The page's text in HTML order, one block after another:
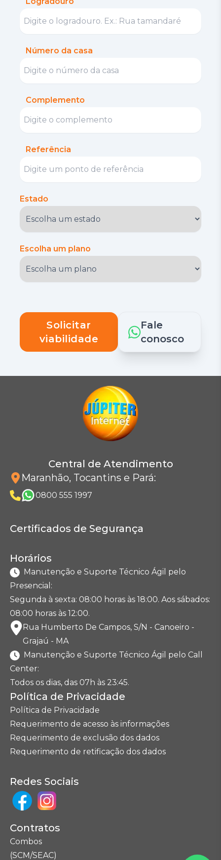
Número da casa
Complemento
Referência
Estado
Escolha um plano
Solicitar
viabilidade
Fale
conosco
Central de Atendimento
Maranhão, Tocantins e Pará:
0800 555 1997
Certificados de Segurança
Horários
Manutenção e Suporte Técnico Ágil pelo
Presencial:
Segunda à sexta: 08:00 horas às 18:00. Aos sábados:
08:00 horas às 12:00.
Rua Humberto De Campos, S/N - Canoeiro -
Grajaú - MA
Manutenção e Suporte Técnico Ágil pelo Call
Center:
Todos os dias, das 07h às 23:45.
Política de Privacidade
Política de Privacidade
Requerimento de acesso às informações
Requerimento de exclusão dos dados
Requerimento de retificação dos dados
Redes Sociais
Contratos
Combos
(SCM/SEAC)